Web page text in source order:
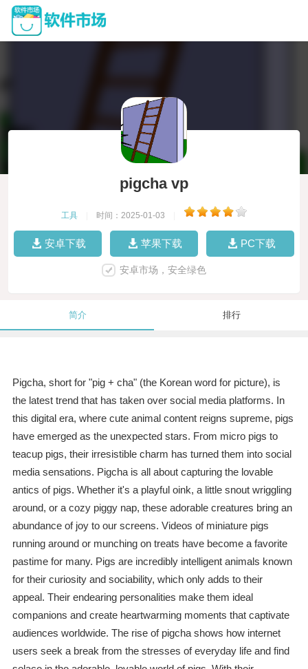
pigcha vp
工具 时间：2025-01-03
安卓下载 苹果下载 PC下载
安卓市场，安全绿色
简介 排行
Pigcha, short for "pig + cha" (the Korean word for picture), is
the latest trend that has taken over social media platforms. In
this digital era, where cute animal content reigns supreme, pigs
have emerged as the unexpected stars. From micro pigs to
teacup pigs, their irresistible charm has turned them into social
media sensations. Pigcha is all about capturing the lovable
antics of pigs. Whether it's a playful oink, a little snout wriggling
around, or a cozy piggy nap, these adorable creatures bring an
abundance of joy to our screens. Videos of miniature pigs
running around or munching on treats have become a favorite
pastime for many. Pigs are incredibly intelligent animals known
for their curiosity and sociability, which only adds to their
appeal. Their endearing personalities make them ideal
companions and create heartwarming moments that captivate
audiences worldwide. The rise of pigcha shows how internet
users seek a break from the stresses of everyday life and find